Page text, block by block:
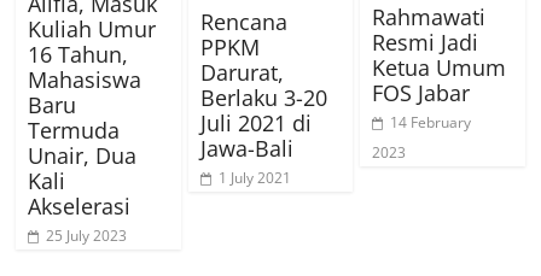
Kuliah Umur
16 Tahun,
Mahasiswa
Baru
Termuda
Unair, Dua
Kali
Akselerasi
25 July 2023
Rencana
PPKM
Darurat,
Berlaku 3-20
Juli 2021 di
Jawa-Bali
1 July 2021
Rahmawati
Resmi Jadi
Ketua Umum
FOS Jabar
14 February
2023